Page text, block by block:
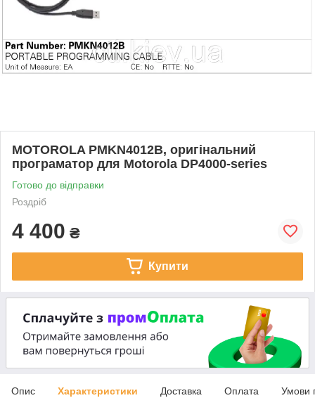
MOTOROLA PMKN4012B, оригінальний
програматор для Motorola DP4000-series
Готово до відправки
Роздріб
4 400 ₴
Купити
Опис Характеристики Доставка Оплата Умови